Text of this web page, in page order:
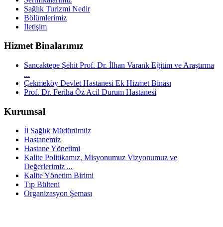
Sağlık Turizmi Nedir
Bölümlerimiz
İletişim
Hizmet Binalarımız
Sancaktepe Şehit Prof. Dr. İlhan Varank Eğitim ve Araştırma
...
Çekmeköy Devlet Hastanesi Ek Hizmet Binası
Prof. Dr. Feriha Öz Acil Durum Hastanesi
Kurumsal
İl Sağlık Müdürümüz
Hastanemiz
Hastane Yönetimi
Kalite Politikamız, Misyonumuz Vizyonumuz ve
Değerlerimiz ...
Kalite Yönetim Birimi
Tıp Bülteni
Organizasyon Şeması